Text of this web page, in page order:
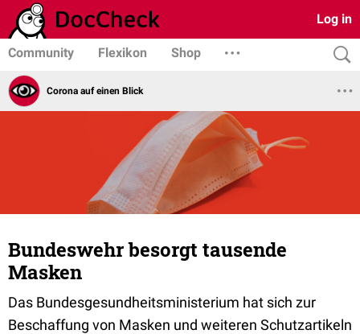
Log in
Community Flexikon Shop
Corona auf einen Blick
Bundeswehr besorgt tausende
Masken
Das Bundesgesundheitsministerium hat sich zur
Beschaffung von Masken und weiteren Schutzartikeln